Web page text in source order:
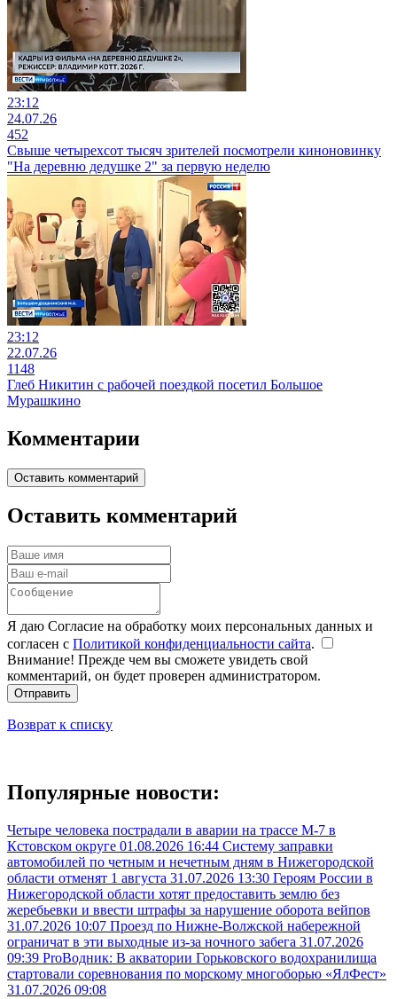
23:12
24.07.26
452
Свыше четырехсот тысяч зрителей посмотрели киноновинку
"На деревню дедушке 2" за первую неделю
23:12
22.07.26
1148
Глеб Никитин с рабочей поездкой посетил Большое
Мурашкино
Комментарии
Оставить комментарий
Оставить комментарий
Я даю Согласие на обработку моих персональных данных и
согласен с Политикой конфиденциальности сайта.
Внимание! Прежде чем вы сможете увидеть свой
комментарий, он будет проверен администратором.
Отправить
Возврат к списку
Популярные новости:
Четыре человека пострадали в аварии на трассе М-7 в
Кстовском округе 01.08.2026 16:44 Систему заправки
автомобилей по четным и нечетным дням в Нижегородской
области отменят 1 августа 31.07.2026 13:30 Героям России в
Нижегородской области хотят предоставить землю без
жеребьевки и ввести штрафы за нарушение оборота вейпов
31.07.2026 10:07 Проезд по Нижне-Волжской набережной
ограничат в эти выходные из-за ночного забега 31.07.2026
09:39 ProВодник: В акватории Горьковского водохранилища
стартовали соревнования по морскому многоборью «ЯлФест»
31.07.2026 09:08